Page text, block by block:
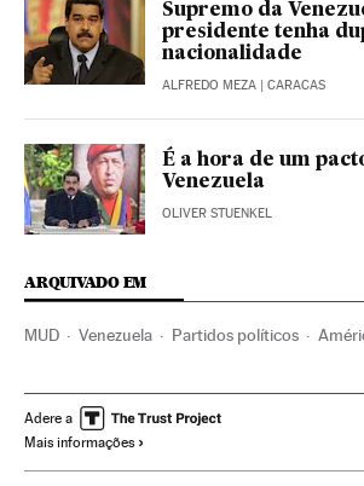
Supremo da
presidente tenha
nacionalidade
ALFREDO MEZA | CARACAS
É a hora de um
Venezuela
OLIVER STUENKEL
ARQUIVADO EM
MUD Venezuela Partidos políticos
Adere a
Mais informações